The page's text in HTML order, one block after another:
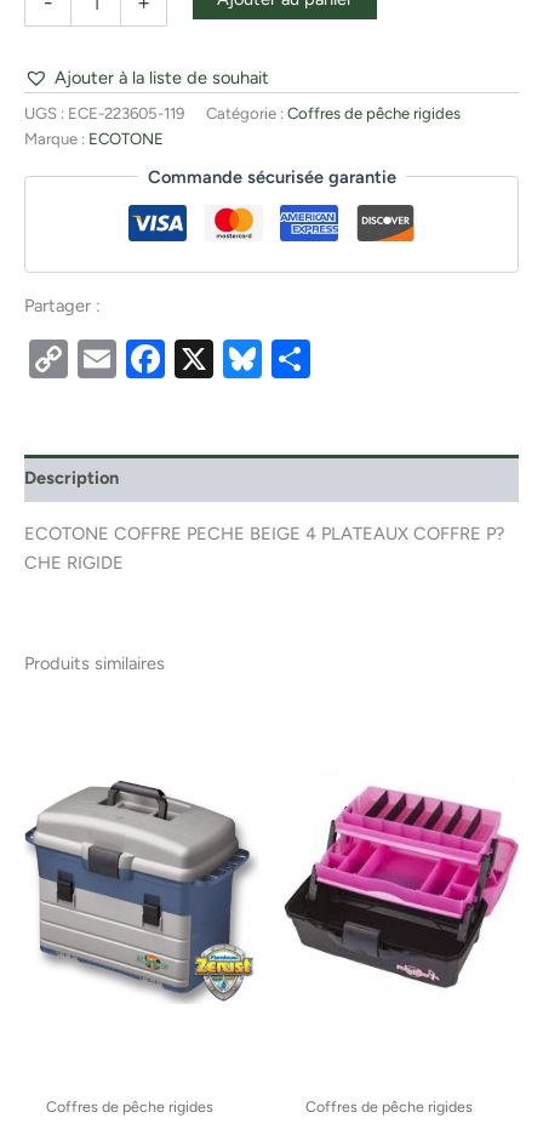
Ajouter à la liste de souhait
UGS : ECE-223605-119 Catégorie : Coffres de pêche rigides
Marque : ECOTONE
Commande sécurisée garantie
Partager :
CopyEmailFacebook
X Bluesky
Description
ECOTONE COFFRE PECHE BEIGE 4 PLATEAUX COFFRE P?
CHE RIGIDE
Produits similaires
Coffres de pêche rigides Coffres de pêche rigides